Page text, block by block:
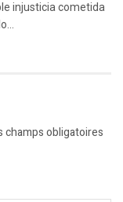
injusticia cometida
champs obligatoires